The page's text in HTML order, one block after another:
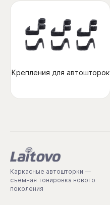
Крепления для автошторок
Каркасные автошторки —
съёмная тонировка нового
поколения